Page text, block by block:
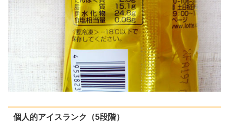
個人的アイスランク（5段階）